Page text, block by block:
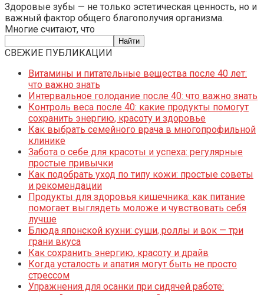
Здоровые зубы — не только эстетическая ценность, но и
важный фактор общего благополучия организма.
Многие считают, что
СВЕЖИЕ ПУБЛИКАЦИИ
Витамины и питательные вещества после 40 лет:
что важно знать
Интервальное голодание после 40: что важно знать
Контроль веса после 40: какие продукты помогут
сохранить энергию, красоту и здоровье
Как выбрать семейного врача в многопрофильной
клинике
Забота о себе для красоты и успеха: регулярные
простые привычки
Как подобрать уход по типу кожи: простые советы
и рекомендации
Продукты для здоровья кишечника: как питание
помогает выглядеть моложе и чувствовать себя
лучше
Блюда японской кухни: суши, роллы и вок — три
грани вкуса
Как сохранить энергию, красоту и драйв
Когда усталость и апатия могут быть не просто
стрессом
Упражнения для осанки при сидячей работе: